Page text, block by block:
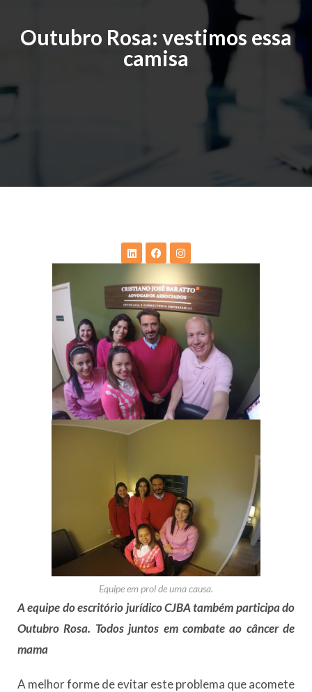
Outubro Rosa: vestimos essa
camisa
Equipe em prol de uma causa.
A equipe do escritório jurídico CJBA também participa do
Outubro Rosa. Todos juntos em combate ao câncer de
mama
A melhor forme de evitar este problema que acomete